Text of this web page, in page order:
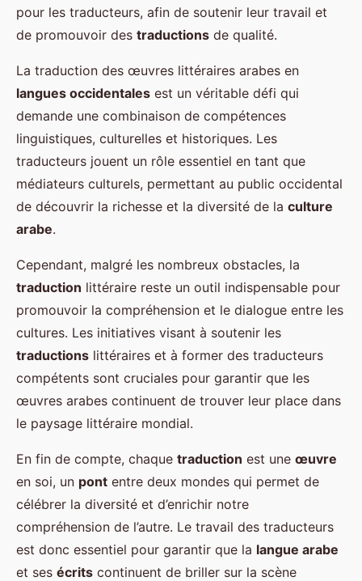
pour les traducteurs, afin de soutenir leur travail et
de promouvoir des traductions de qualité.
La traduction des œuvres littéraires arabes en
langues occidentales est un véritable défi qui
demande une combinaison de compétences
linguistiques, culturelles et historiques. Les
traducteurs jouent un rôle essentiel en tant que
médiateurs culturels, permettant au public occidental
de découvrir la richesse et la diversité de la culture
arabe.
Cependant, malgré les nombreux obstacles, la
traduction littéraire reste un outil indispensable pour
promouvoir la compréhension et le dialogue entre les
cultures. Les initiatives visant à soutenir les
traductions littéraires et à former des traducteurs
compétents sont cruciales pour garantir que les
œuvres arabes continuent de trouver leur place dans
le paysage littéraire mondial.
En fin de compte, chaque traduction est une œuvre
en soi, un pont entre deux mondes qui permet de
célébrer la diversité et d’enrichir notre
compréhension de l’autre. Le travail des traducteurs
est donc essentiel pour garantir que la langue arabe
et ses écrits continuent de briller sur la scène